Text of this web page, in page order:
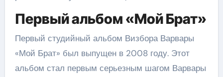
Первый альбом «Мой Брат»
Первый студийный альбом Визбора Варвары
«Мой Брат» был выпущен в 2008 году. Этот
альбом стал первым серьезным шагом Варвары